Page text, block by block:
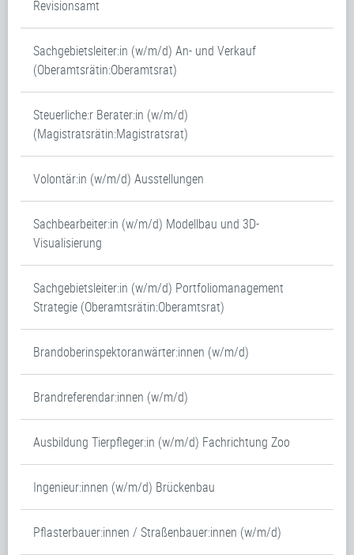
Revisionsamt
Sachgebietsleiter:in (w/m/d) An- und Verkauf
(Oberamtsrätin:Oberamtsrat)
Steuerliche:r Berater:in (w/m/d)
(Magistratsrätin:Magistratsrat)
Volontär:in (w/m/d) Ausstellungen
Sachbearbeiter:in (w/m/d) Modellbau und 3D-
Visualisierung
Sachgebietsleiter:in (w/m/d) Portfoliomanagement
Strategie (Oberamtsrätin:Oberamtsrat)
Brandoberinspektoranwärter:innen (w/m/d)
Brandreferendar:innen (w/m/d)
Ausbildung Tierpfleger:in (w/m/d) Fachrichtung Zoo
Ingenieur:innen (w/m/d) Brückenbau
Pflasterbauer:innen / Straßenbauer:innen (w/m/d)